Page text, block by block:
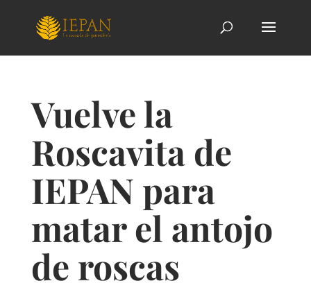
Vuelve la
Roscavita de
IEPAN para
matar el antojo
de roscas